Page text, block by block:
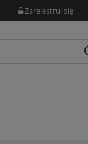
Zarejestruj się